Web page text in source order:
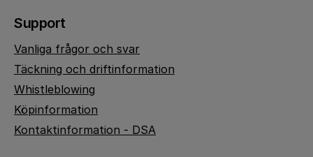
Support
Vanliga frågor och svar
Täckning och driftinformation
Whistleblowing
Köpinformation
Kontaktinformation - DSA